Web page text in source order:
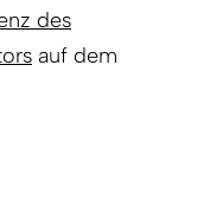
des
auf dem